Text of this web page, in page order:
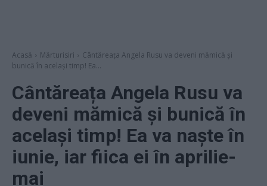
Acasă Mărturisiri
Cântăreața Angela Rusu va deveni mămică și
bunică în același timp! Ea...
Cântăreața Angela Rusu va
deveni mămică și bunică în
același timp! Ea va naște în
iunie, iar fiica ei în aprilie-
mai